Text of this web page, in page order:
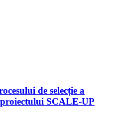
de selecție a
SCALE-UP